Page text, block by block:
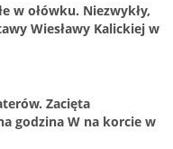
w ołówku. Niezwykły,
Wiesławy Kalickiej w
Zacięta
godzina W na korcie w